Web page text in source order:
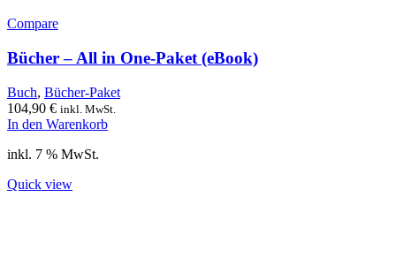
Compare
Bücher – All in One-Paket (eBook)
Buch, Bücher-Paket
104,90 € inkl. MwSt.
In den Warenkorb
inkl. 7 % MwSt.
Quick view